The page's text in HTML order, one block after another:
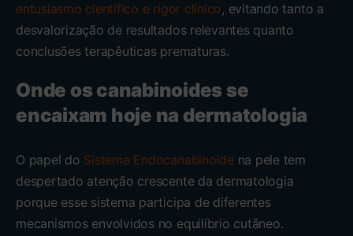
entusiasmo científico e rigor clínico, evitando tanto a
desvalorização de resultados relevantes quanto
conclusões terapêuticas prematuras.
Onde os canabinoides se
encaixam hoje na dermatologia
O papel do Sistema Endocanabinoidena pele tem
despertado atenção crescente da dermatologia
porque esse sistema participa de diferentes
mecanismos envolvidos no equilíbrio cutâneo.